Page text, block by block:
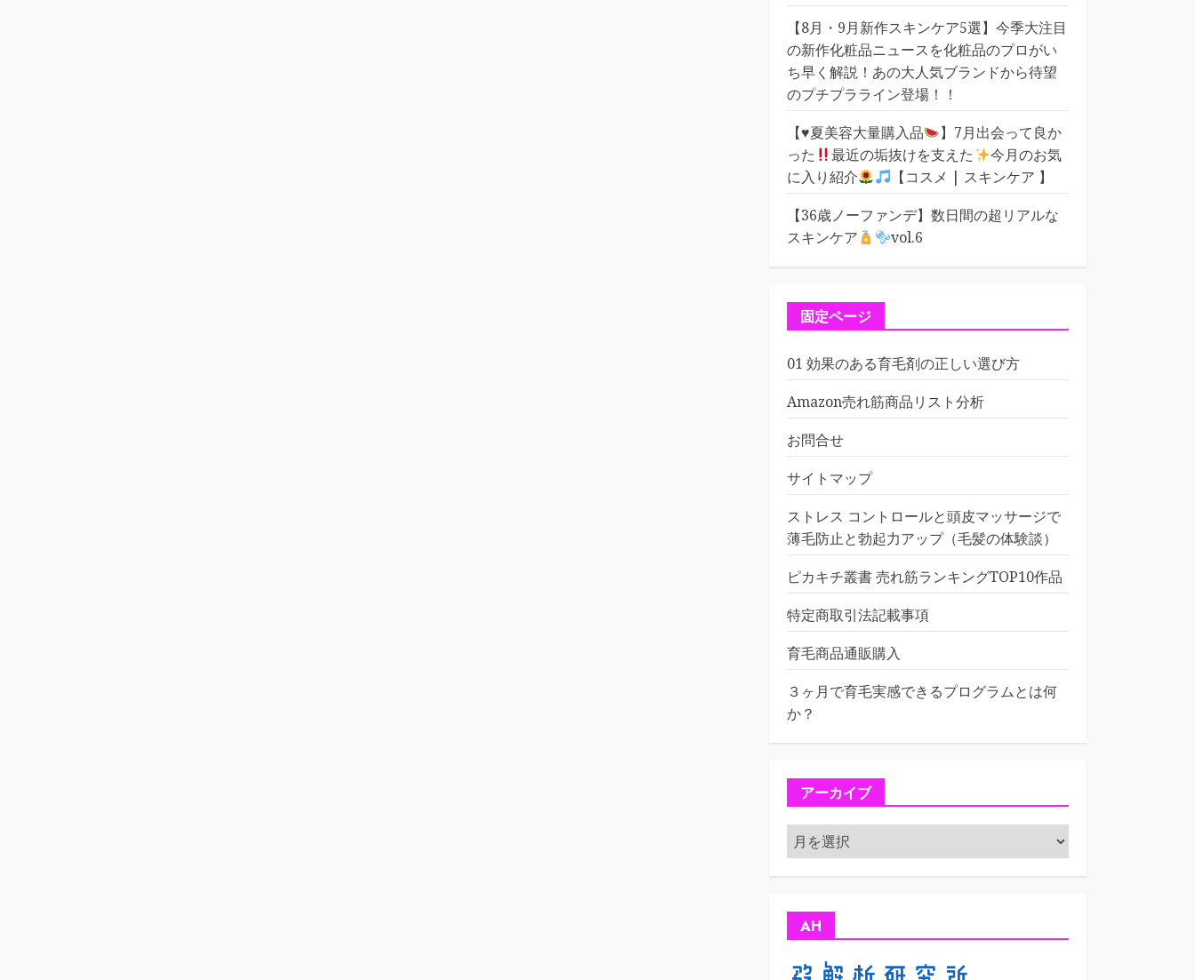
【8月・9月新作スキンケア5選】今季大注目
の新作化粧品ニュースを化粧品のプロがい
ち早く解説！あの大人気ブランドから待望
のプチプラライン登場！！
【♥️夏美容大量購入品
】7月出会って良か
った
最近の垢抜けを支えた
今月のお気
に入り紹介
【コスメ | スキンケア 】
【36歳ノーファンデ】数日間の超リアルな
スキンケア
vol.6
固定ページ
01 効果のある育毛剤の正しい選び方
Amazon売れ筋商品リスト分析
お問合せ
サイトマップ
ストレス コントロールと頭皮マッサージで
薄毛防止と勃起力アップ（毛髪の体験談）
ピカキチ叢書 売れ筋ランキングTOP10作品
特定商取引法記載事項
育毛商品通販購入
３ヶ月で育毛実感できるプログラムとは何
か？
アーカイブ
ア
ー
カ
AH